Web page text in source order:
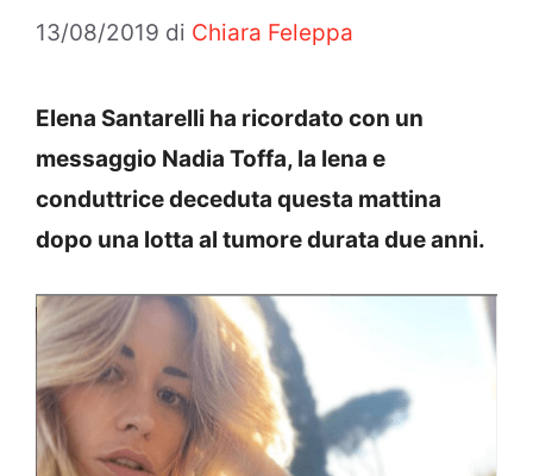
13/08/2019 di Chiara Feleppa
Elena Santarelli ha ricordato con un
messaggio Nadia Toffa, la Iena e
conduttrice deceduta questa mattina
dopo una lotta al tumore durata due anni.